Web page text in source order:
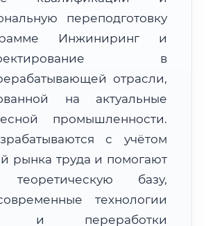
км
/ Почтой:
1–2 рабочих дня
ФИС ФРДО
переподготовку
Инжиниринг и
в
отрасли,
на актуальные
промышленности.
с учётом
рынка труда и помогают
теоретическую базу,
технологии
и переработки